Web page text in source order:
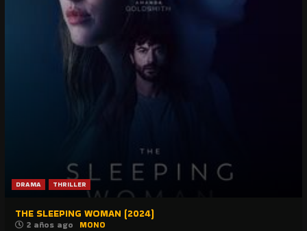
DRAMA THRILLER
THE SLEEPING WOMAN (2024)
2 años ago MONO